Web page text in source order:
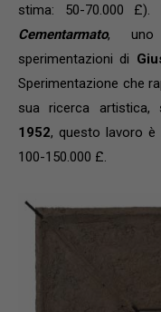
stima: 50-70.000
Cementarmato, uno
sperimentazioni di
Sperimentazione che
sua ricerca artistica,
1952, questo lavoro è
100-150.000 £.